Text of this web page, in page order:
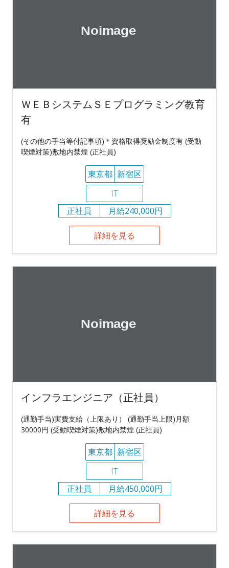
ＷＥＢシステムＳＥプログラミング教育
有
(その他の手当等付記事項)＊資格取得奨励金制度有 (受動
喫煙対策)敷地内禁煙 (正社員)
東京都 新宿区
IT
正社員
月給240,000円
詳細を見る
インフラエンジニア（正社員）
(通勤手当)実費支給（上限あり） (通勤手当上限)月額
30000円 (受動喫煙対策)敷地内禁煙 (正社員)
東京都 新宿区
IT
正社員
月給450,000円
詳細を見る